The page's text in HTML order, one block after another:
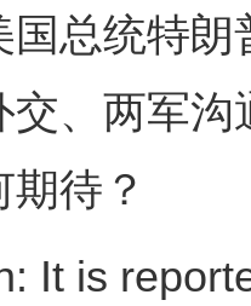
国总统特
交、两军
待？
is